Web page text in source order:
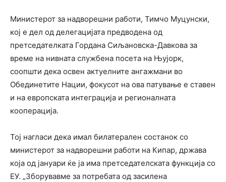
Министерот за надворешни работи, Тимчо Муцунски,
кој е дел од делегацијата предводена од
претседателката Гордана Сиљановска-Давкова за
време на нивната службена посета на Њујорк,
соопшти дека освен актуелните ангажмани во
Обединетите Нации, фокусот на ова патување е ставен
и на европската интеграција и регионалната
кооперација.
Тој нагласи дека имал билатерален состанок со
министерот за надворешни работи на Кипар, држава
која од јануари ќе ја има претседателската функција со
ЕУ. „Зборувавме за потребата од засилена